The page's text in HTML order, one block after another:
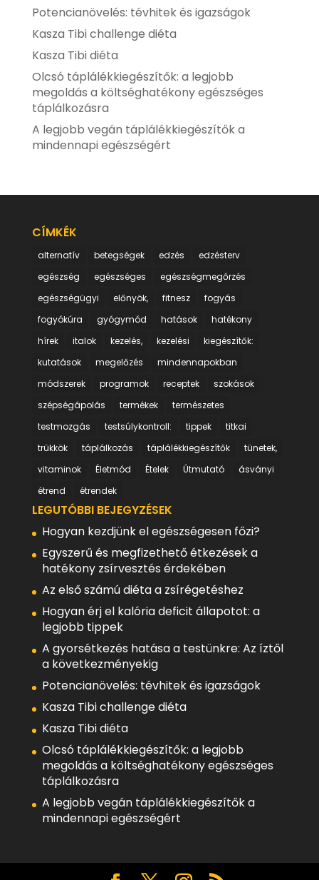
Potencianövelés: tévhitek és igazságok
Kasza Tibi challenge diéta
Kasza Tibi diéta
Olcsó táplálékkiegészítők: a legjobb
megoldás a költséghatékony egészséges
táplálkozásra
A legjobb vegán táplálékkiegészítők a
mindennapi egészségért
CÍMKÉK
alternatív betegségek edzés
edzésterv
egészség
egészséges
egészségmegőrzés
egészségügyi
előnyök, fitnesz
fogyás
fogyókúra
gyógymód hatások
hatékony
hírek
italok kezelés, kezelési
kiegészítők:
kutatások
megelőzés
mindennapokban
módszerek
programok receptek
szokások
szépségápolás
termékek
természetes
testmozgás
testsúlykontroll: tippek
titkai
trükkök
táplálkozás táplálékkiegészítők
tünetek,
vitaminok
Életmód Ételek Útmutató
ásványi
étrend
étrendek
LEGUTÓBBI BEJEGYZÉSEK
Hogyan kezdjünk el egészségesen főzi?
Egyszerű és megfizethető étkezések a
hatékony zsírvesztés érdekében
Az első számú diéta a zsírégetéshez
Hogyan érj el kalória deficit állapotot: a
legjobb tippek
A gyorsétkezés hatása a testünkre: Az íztől
a következményekig
Potencianövelés: tévhitek és igazságok
Kasza Tibi challenge diéta
Kasza Tibi diéta
Olcsó táplálékkiegészítők: a legjobb
megoldás a költséghatékony egészséges
táplálkozásra
A legjobb vegán táplálékkiegészítők a
mindennapi egészségért